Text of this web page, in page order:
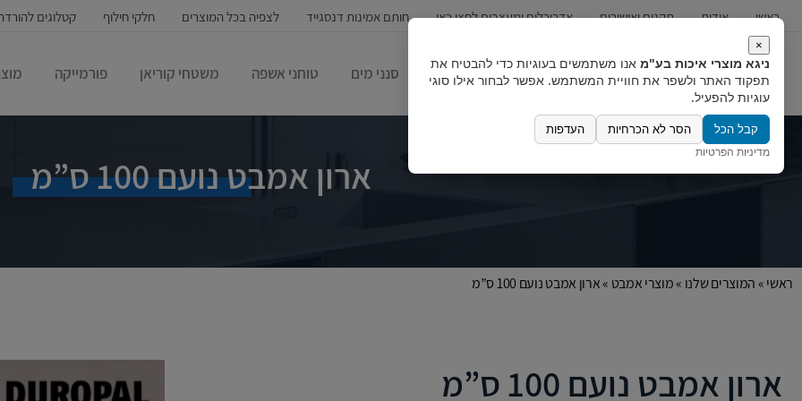
ראשי אודות תקנים ואישורים אדריכלים ומעצבים לחצו כאן חותם אמינות דנסגייד לצפיה בכל המוצרים חלקי חילוף קטלוגים
כיורים ברזים מערכות מים סנני מים טוחני אשפה משטחי קוריאן פורמייקה
ארון אמבט נועם 100 ס”מ
ראשי»המוצרים שלנו »מוצרי אמבט »ארון אמבט נועם 100 ס”מ
ארון אמבט נועם 100 ס”מ
×
ניגא מוצרי איכות בע"מ אנו משתמשים בעוגיות כדי להבטיח את
תפקוד האתר ולשפר את חוויית המשתמש. אפשר לבחור אילו סוגי
עוגיות להפעיל.
קבל הכל הסר לא הכרחיות העדפות
מדיניות הפרטיות